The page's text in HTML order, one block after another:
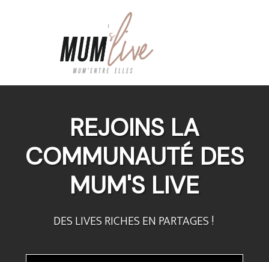
REJOINS LA
COMMUNAUTÉ DES
MUM'S LIVE
DES LIVES RICHES EN PARTAGES !